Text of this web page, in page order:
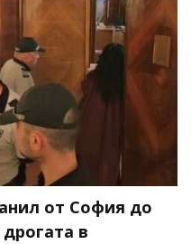
от София до
в